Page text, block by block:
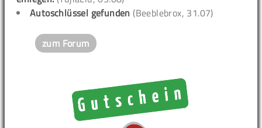
Autoschlüssel gefunden (Beeblebrox, 31.07)
zum Forum